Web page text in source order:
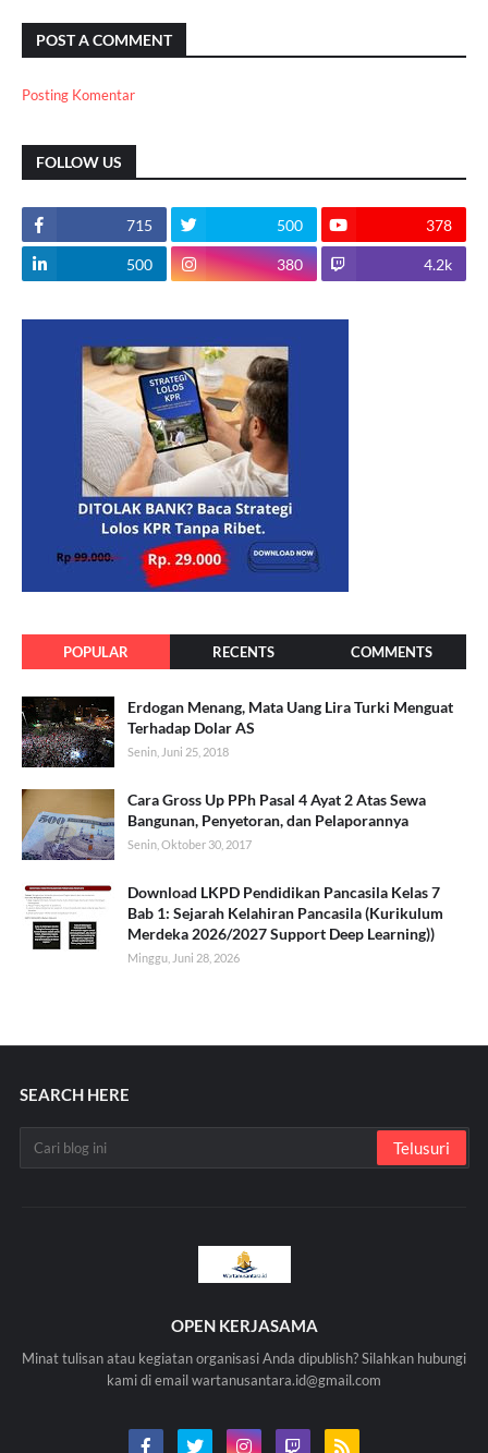
POST A COMMENT
Posting Komentar
FOLLOW US
715 500 378
500 380 4.2k
POPULAR RECENTS COMMENTS
Erdogan Menang, Mata Uang Lira Turki Menguat
Terhadap Dolar AS
Senin, Juni 25, 2018
Cara Gross Up PPh Pasal 4 Ayat 2 Atas Sewa
Bangunan, Penyetoran, dan Pelaporannya
Senin, Oktober 30, 2017
Download LKPD Pendidikan Pancasila Kelas 7
Bab 1: Sejarah Kelahiran Pancasila (Kurikulum
Merdeka 2026/2027 Support Deep Learning))
Minggu, Juni 28, 2026
SEARCH HERE
OPEN KERJASAMA
Minat tulisan atau kegiatan organisasi Anda dipublish? Silahkan hubungi
kami di email wartanusantara.id@gmail.com